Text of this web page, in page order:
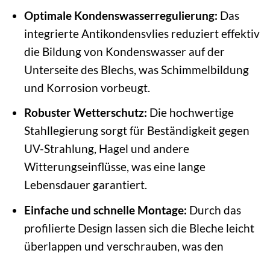
Optimale Kondenswasserregulierung: Das
integrierte Antikondensvlies reduziert effektiv
die Bildung von Kondenswasser auf der
Unterseite des Blechs, was Schimmelbildung
und Korrosion vorbeugt.
Robuster Wetterschutz: Die hochwertige
Stahllegierung sorgt für Beständigkeit gegen
UV-Strahlung, Hagel und andere
Witterungseinflüsse, was eine lange
Lebensdauer garantiert.
Einfache und schnelle Montage: Durch das
profilierte Design lassen sich die Bleche leicht
überlappen und verschrauben, was den